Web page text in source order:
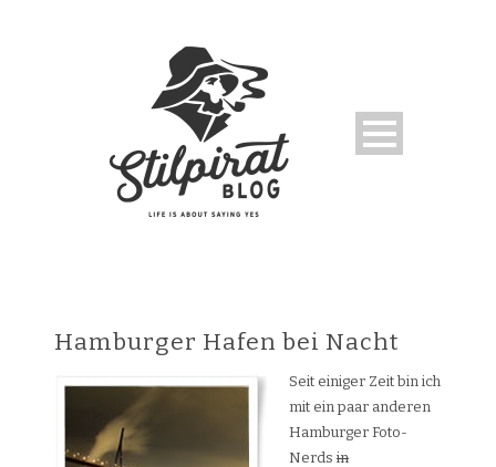
Hamburger Hafen bei Nacht
Seit einiger Zeit bin ich
mit ein paar anderen
Hamburger Foto-
Nerds in